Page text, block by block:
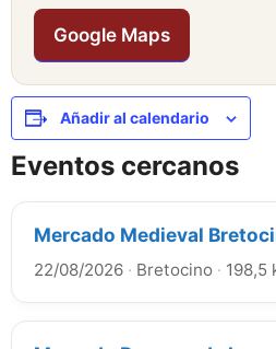
Google Maps
Añadir al calendario
Eventos cercanos
Mercado Medieval
22/08/2026 · Bretocino · 198,5